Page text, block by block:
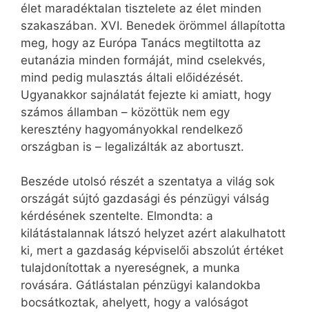
élet maradéktalan tisztelete az élet minden
szakaszában. XVI. Benedek örömmel állapította
meg, hogy az Európa Tanács megtiltotta az
eutanázia minden formáját, mind cselekvés,
mind pedig mulasztás általi előidézését.
Ugyanakkor sajnálatát fejezte ki amiatt, hogy
számos államban – közöttük nem egy
keresztény hagyományokkal rendelkező
országban is – legalizálták az abortuszt.
Beszéde utolsó részét a szentatya a világ sok
országát sújtó gazdasági és pénzügyi válság
kérdésének szentelte. Elmondta: a
kilátástalannak látszó helyzet azért alakulhatott
ki, mert a gazdaság képviselői abszolút értéket
tulajdonítottak a nyereségnek, a munka
rovására. Gátlástalan pénzügyi kalandokba
bocsátkoztak, ahelyett, hogy a valóságot